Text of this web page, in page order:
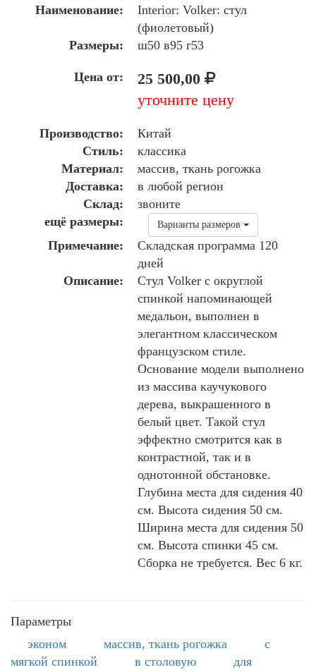
Наименование:
Interior: Volker: стул
(фиолетовый)
Размеры:
ш50 в95 г53
Цена от:
25 500,00
уточните цену
Производство:
Китай
Стиль:
классика
Материал:
массив, ткань рогожка
Доставка:
в любой регион
Склад:
звоните
ещё размеры:
Варианты размеров
Примечание:
Складская программа 120
дней
Описание:
Cтул Volker с округлой
спинкой напоминающей
медальон, выполнен в
элегантном классическом
французском стиле.
Основание модели выполнено
из массива каучукового
дерева, выкрашенного в
белый цвет. Такой стул
эффектно смотрится как в
контрастной, так и в
однотонной обстановке.
Глубина места для сидения 40
см. Высота сидения 50 см.
Ширина места для сидения 50
см. Высота спинки 45 см.
Сборка не требуется. Вес 6 кг.
Параметры
эконом
массив, ткань рогожка
с
мягкой спинкой
в столовую
для